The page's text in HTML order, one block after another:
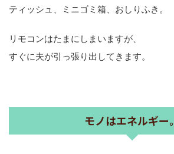
ティッシュ、ミニゴミ箱、おしりふき。
リモコンはたまにしまいますが、
すぐに夫が引っ張り出してきます。
モノはエネルギー。